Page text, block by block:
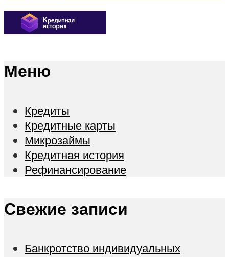
Меню
Кредиты
Кредитные карты
Микрозаймы
Кредитная история
Рефинансирование
Свежие записи
Банкротство индивидуальных